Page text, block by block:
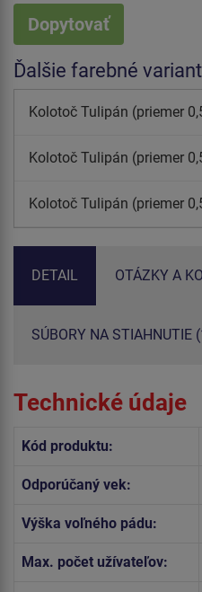
Dopytovať
Ďalšie farebné
Kolotoč Tulipán (priemer
Kolotoč Tulipán (priemer
Kolotoč Tulipán (priemer
DETAIL OTÁZKY A
SÚBORY NA STIAHNUTIE
Technické údaje
Kód produktu:
Odporúčaný vek:
Výška voľného pádu:
Max. počet užívateľov: